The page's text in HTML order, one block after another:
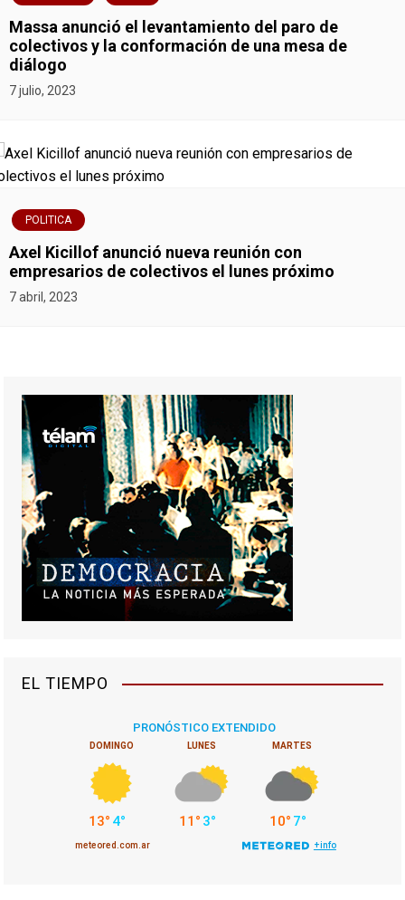
Massa anunció el levantamiento del paro de
colectivos y la conformación de una mesa de
diálogo
7 julio, 2023
POLITICA
Axel Kicillof anunció nueva reunión con
empresarios de colectivos el lunes próximo
7 abril, 2023
EL TIEMPO